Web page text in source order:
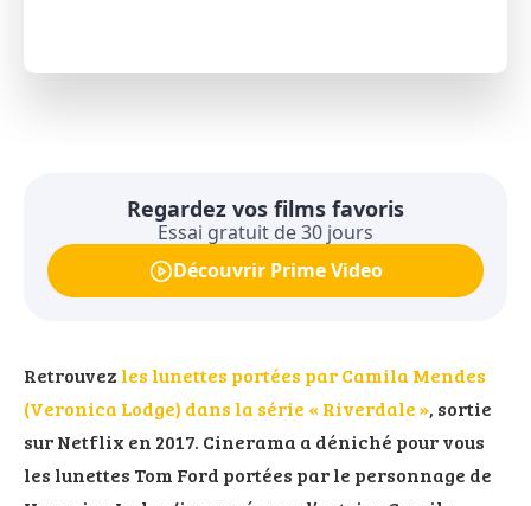
Regardez vos films favoris
Essai gratuit de 30 jours
Découvrir Prime Video
Retrouvez les lunettes portées par Camila Mendes
(Veronica Lodge) dans la série « Riverdale », sortie
sur Netflix en 2017. Cinerama a déniché pour vous
les lunettes Tom Ford portées par le personnage de